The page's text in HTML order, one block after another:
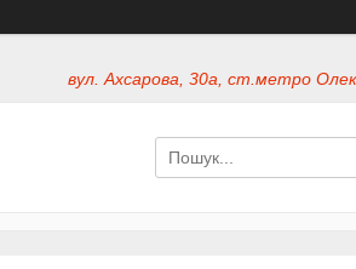
вул. Ахсарова, 30а, ст.метро